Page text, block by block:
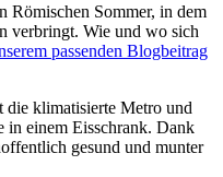
Römischen Sommer, in dem
verbringt. Wie und wo sich
passenden Blogbeitrag
klimatisierte Metro und
in einem Eisschrank. Dank
gesund und munter